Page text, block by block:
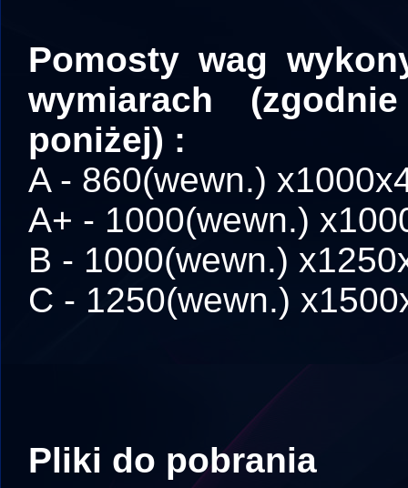
Pomosty wag
wymiarach
poniżej) :
A - 860(wewn.)
A+ - 1000(wewn.)
B - 1000(wewn.)
C - 1250(wewn.)
Pliki do pobrania